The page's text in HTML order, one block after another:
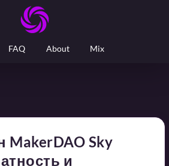
FAQ About Mix
MakerDAO Sky
и